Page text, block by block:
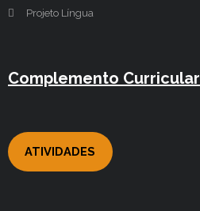
Projeto Língua
Complemento Curricular
ATIVIDADES